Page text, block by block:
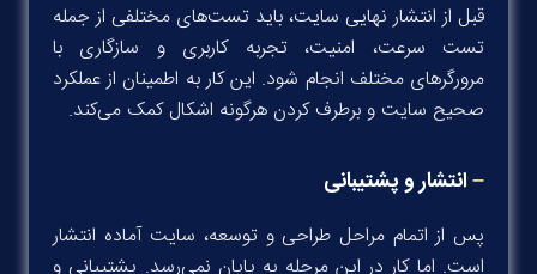
قبل از انتشار نهایی سایت، باید تست‌های مختلفی از جمله
تست سرعت، امنیت، تجربه کاربری و سازگاری با
مرورگرهای مختلف انجام شود. این کار به اطمینان از عملکرد
صحیح سایت و برطرف کردن هرگونه اشکال کمک می‌کند.
–انتشار و پشتیبانی
پس از اتمام مراحل طراحی و توسعه، سایت آماده انتشار
است. اما کار در این مرحله به پایان نمی‌رسد. پشتیبانی و